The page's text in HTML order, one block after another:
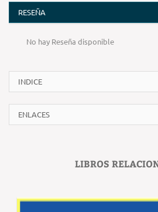
RESEÑA
No hay Reseña disponible
INDICE
ENLACES
LIBROS